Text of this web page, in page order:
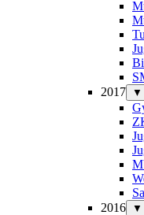
2017
▼
2016
▼